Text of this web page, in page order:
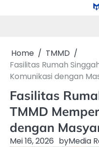
Home
TMMD
Fasilitas Rumah
Komunikasi dengan
Fasilitas
TMMD
dengan
Mei 16, 2026 byMedia